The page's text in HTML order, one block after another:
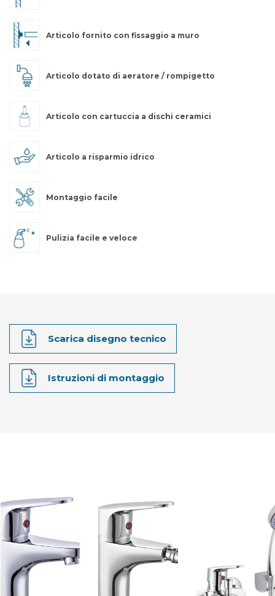
Articolo fornito con fissaggio a muro
Articolo dotato di aeratore / rompigetto
Articolo con cartuccia a dischi ceramici
Articolo a risparmio idrico
Montaggio facile
Pulizia facile e veloce
Scarica disegno tecnico
Istruzioni di montaggio